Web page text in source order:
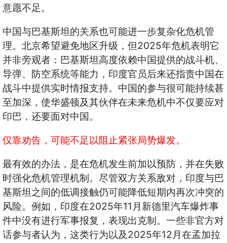
意愿不足。
中国与巴基斯坦的关系也可能进一步复杂化危机管
理。北京希望避免地区升级，但2025年危机表明它
并非旁观者：巴基斯坦高度依赖中国提供的战斗机、
导弹、防空系统等能力，印度官员后来还指责中国在
战斗中提供实时情报支持。中国的参与很可能持续甚
至加深，使华盛顿及其伙伴在未来危机中不仅要应对
印巴，还要面对中国。
仅靠劝告，可能不足以阻止紧张局势爆发。
最有效的办法，是在危机发生前加以预防，并在失败
时强化危机管理机制。尽管双方关系敌对，印度与巴
基斯坦之间的低调接触仍可能降低短期内再次冲突的
风险。例如，印度在2025年11 月新德里汽车爆炸事
件中没有进行军事报复，表现出克制。一些非官方对
话参与者认为，这类行为以及2025年12 月在孟加拉